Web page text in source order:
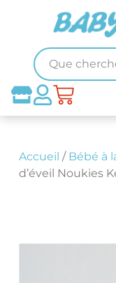
Accueil / Bébé à
d’éveil Noukies